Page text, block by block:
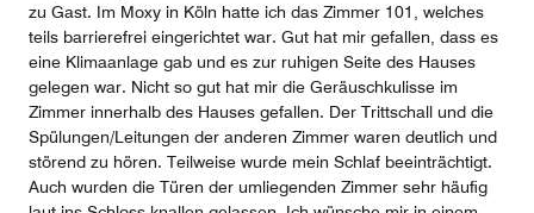
zu Gast. Im Moxy in Köln hatte ich das Zimmer 101, welches
teils barrierefrei eingerichtet war. Gut hat mir gefallen, dass es
eine Klimaanlage gab und es zur ruhigen Seite des Hauses
gelegen war. Nicht so gut hat mir die Geräuschkulisse im
Zimmer innerhalb des Hauses gefallen. Der Trittschall und die
Spülungen/Leitungen der anderen Zimmer waren deutlich und
störend zu hören. Teilweise wurde mein Schlaf beeinträchtigt.
Auch wurden die Türen der umliegenden Zimmer sehr häufig